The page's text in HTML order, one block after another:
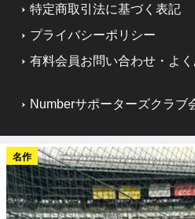
特定商取引法に基づく表記
プライバシーポリシー
有料会員お問い合わせ・よ
Numberサポーターズクラブ
名作